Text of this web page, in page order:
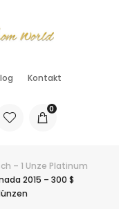
Kontakt
0
– 1 Unze Platinum
2015 – 300 $